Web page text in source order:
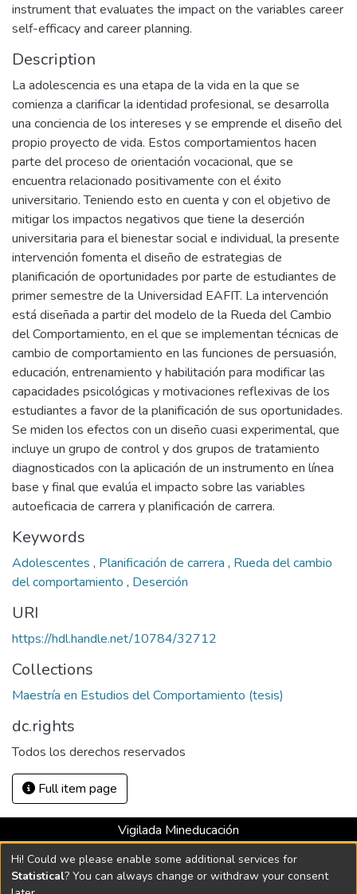
instrument that evaluates the impact on the variables career
self-efficacy and career planning.
Description
La adolescencia es una etapa de la vida en la que se
comienza a clarificar la identidad profesional, se desarrolla
una conciencia de los intereses y se emprende el diseño del
propio proyecto de vida. Estos comportamientos hacen
parte del proceso de orientación vocacional, que se
encuentra relacionado positivamente con el éxito
universitario. Teniendo esto en cuenta y con el objetivo de
mitigar los impactos negativos que tiene la deserción
universitaria para el bienestar social e individual, la presente
intervención fomenta el diseño de estrategias de
planificación de oportunidades por parte de estudiantes de
primer semestre de la Universidad EAFIT. La intervención
está diseñada a partir del modelo de la Rueda del Cambio
del Comportamiento, en el que se implementan técnicas de
cambio de comportamiento en las funciones de persuasión,
educación, entrenamiento y habilitación para modificar las
capacidades psicológicas y motivaciones reflexivas de los
estudiantes a favor de la planificación de sus oportunidades.
Se miden los efectos con un diseño cuasi experimental, que
incluye un grupo de control y dos grupos de tratamiento
diagnosticados con la aplicación de un instrumento en línea
base y final que evalúa el impacto sobre las variables
autoeficacia de carrera y planificación de carrera.
Keywords
Adolescentes , Planificación de carrera , Rueda del cambio
del comportamiento , Deserción
URI
https://hdl.handle.net/10784/32712
Collections
Maestría en Estudios del Comportamiento (tesis)
dc.rights
Todos los derechos reservados
Full item page
Vigilada Mineducación
Universidad con Acreditación Institucional hasta 2026 -
Resolución MEN 2158 de 2018
Hi! Could we please enable some additional services for
Statistical? You can always change or withdraw your consent